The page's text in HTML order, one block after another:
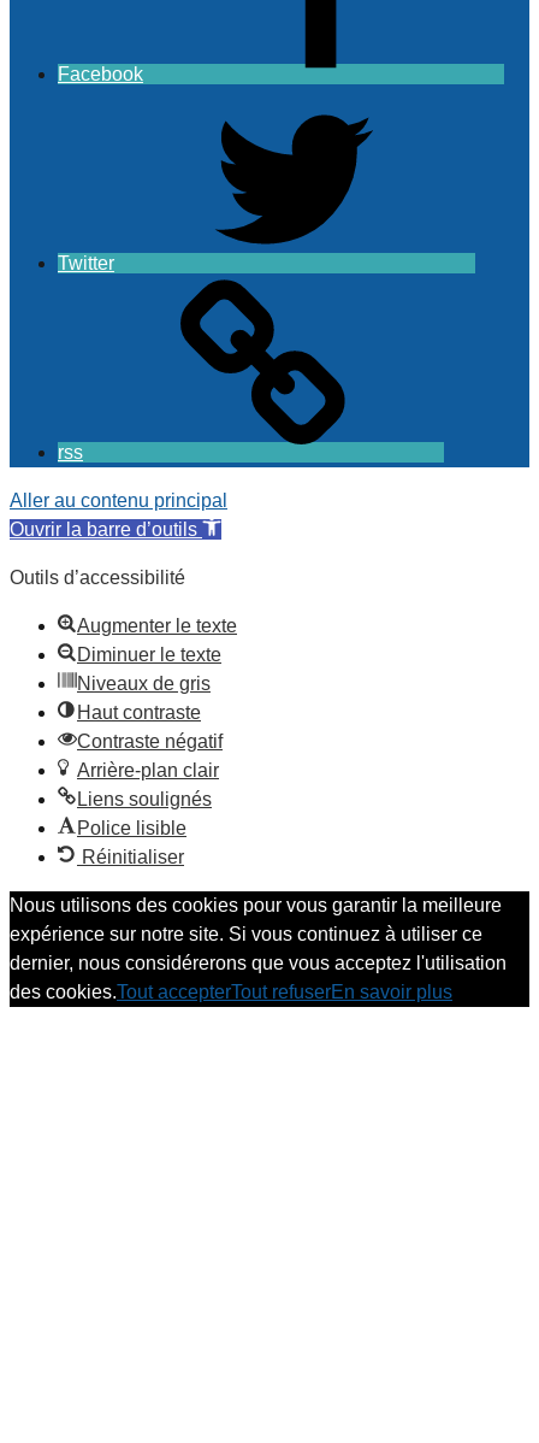
Facebook
Twitter
rss
Aller au contenu principal
Ouvrir la barre d’outils
Outils d’accessibilité
Augmenter le texte
Diminuer le texte
Niveaux de gris
Haut contraste
Contraste négatif
Arrière-plan clair
Liens soulignés
Police lisible
Réinitialiser
Nous utilisons des cookies pour vous garantir la meilleure
expérience sur notre site. Si vous continuez à utiliser ce
dernier, nous considérerons que vous acceptez l'utilisation
des cookies.Tout accepterTout refuserEn savoir plus